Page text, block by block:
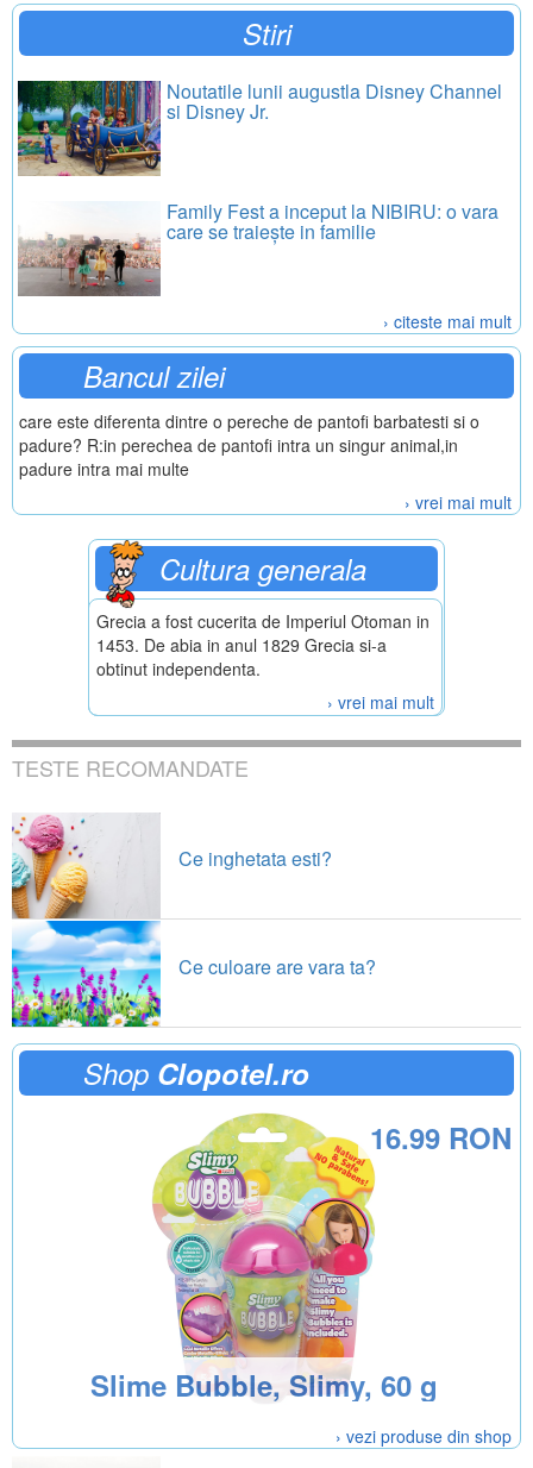
Stiri
Noutatile lunii augustla Disney Channel
si Disney Jr.
Family Fest a inceput la NIBIRU: o vara
care se traiește in familie
› citeste mai mult
Bancul zilei
care este diferenta dintre o pereche de pantofi barbatesti si o
padure? R:in perechea de pantofi intra un singur animal,in
padure intra mai multe
› vrei mai mult
Cultura generala
Grecia a fost cucerita de Imperiul Otoman in
1453. De abia in anul 1829 Grecia si-a
obtinut independenta.
› vrei mai mult
TESTE RECOMANDATE
Ce inghetata esti?
Ce culoare are vara ta?
Shop Clopotel.ro
Slime Bubble, Slimy, 60 g
16.99 RON
› vezi produse din shop